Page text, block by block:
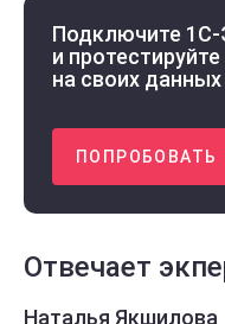
Подключите
и
на своих данных
ПОПРОБОВАТЬ
Отвечает
Наталья Якшилова